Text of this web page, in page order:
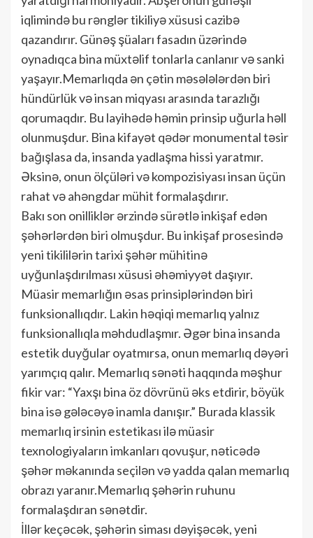
iqlimində bu rənglər tikiliyə xüsusi cazibə
qazandırır. Günəş şüaları fasadın üzərində
oynadıqca bina müxtəlif tonlarla canlanır və sanki
yaşayır.Memarlıqda ən çətin məsələlərdən biri
hündürlük və insan miqyası arasında tarazlığı
qorumaqdır. Bu layihədə həmin prinsip uğurla həll
olunmuşdur. Bina kifayət qədər monumental təsir
bağışlasa da, insanda yadlaşma hissi yaratmır.
Əksinə, onun ölçüləri və kompozisiyası insan üçün
rahat və ahəngdar mühit formalaşdırır.
Bakı son onilliklər ərzində sürətlə inkişaf edən
şəhərlərdən biri olmuşdur. Bu inkişaf prosesində
yeni tikililərin tarixi şəhər mühitinə
uyğunlaşdırılması xüsusi əhəmiyyət daşıyır.
Müasir memarlığın əsas prinsiplərindən biri
funksionallıqdır. Lakin həqiqi memarlıq yalnız
funksionallıqla məhdudlaşmır. Əgər bina insanda
estetik duyğular oyatmırsa, onun memarlıq dəyəri
yarımçıq qalır. Memarlıq sənəti haqqında məşhur
fikir var: “Yaxşı bina öz dövrünü əks etdirir, böyük
bina isə gələcəyə inamla danışır.” Burada klassik
memarlıq irsinin estetikası ilə müasir
texnologiyaların imkanları qovuşur, nəticədə
şəhər məkanında seçilən və yadda qalan memarlıq
obrazı yaranır.Memarlıq şəhərin ruhunu
formalaşdıran sənətdir.
İllər keçəcək, şəhərin siması dəyişəcək, yeni